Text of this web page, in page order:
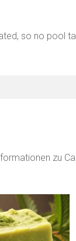
so no pool
zu